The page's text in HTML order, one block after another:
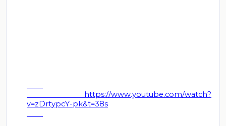
v=zDrtypcY-pk&t=38s